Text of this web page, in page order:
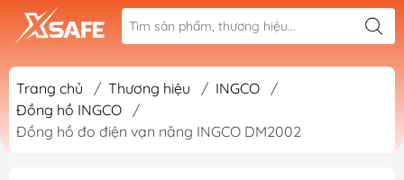
Trang chủ / Thương hiệu / INGCO
/
Đồng hồ INGCO
/
Đồng hồ đo điện vạn năng INGCO DM2002